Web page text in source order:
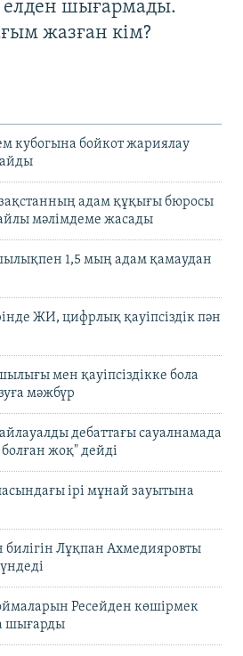
шығармады.
жазған кім?
кубогына бойкот жариялау
адам құқығы бюросы
мәлімдеме жасады
1,5 мың адам қамаудан
ЖИ, цифрлық қауіпсіздік пән
мен қауіпсіздікке бола
мәжбүр
дебаттағы сауалнамада
жоқ" дейді
ірі мұнай зауытына
билігін Лұқпан Ахмедияровты
Ресейден көшірмек
шығарды